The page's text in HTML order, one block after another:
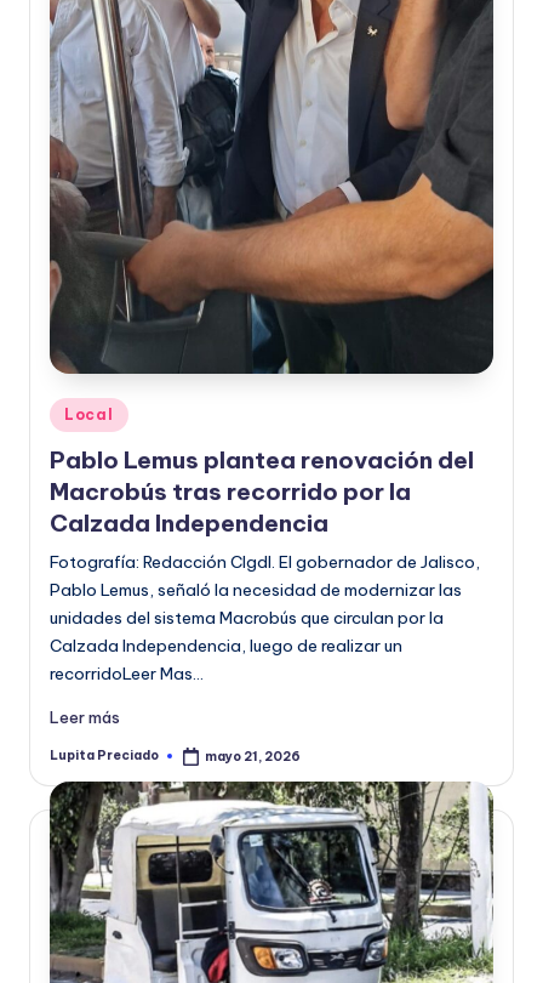
o
r
m
a
ti
v
a
Publicado
en
Local
Pablo Lemus plantea renovación del
Macrobús tras recorrido por la
Calzada Independencia
Fotografía: Redacción CIgdl. El gobernador de Jalisco,
Pablo Lemus, señaló la necesidad de modernizar las
unidades del sistema Macrobús que circulan por la
Calzada Independencia, luego de realizar un
recorridoLeer Mas…
Leer más
Publicado
Lupita Preciado mayo 21, 2026